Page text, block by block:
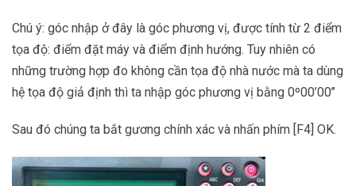
Chú ý: góc nhập ở đây là góc phương vị, được tính từ 2 điểm
tọa độ: điểm đặt máy và điểm định hướng. Tuy nhiên có
những trường hợp đo không cần tọa độ nhà nước mà ta dùng
hệ tọa độ giả định thì ta nhập góc phương vị bằng 0º00’00’’
Sau đó chúng ta bắt gương chính xác và nhấn phím [F4] OK.